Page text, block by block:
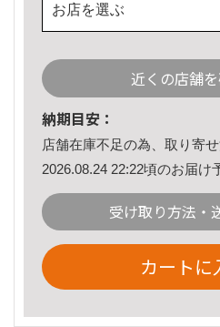
お店を選ぶ
近くの店舗
納期目安：
店舗在庫不足の為、取り寄せ
2026.08.24 22:22頃のお届け
受け取り方法・
カートに